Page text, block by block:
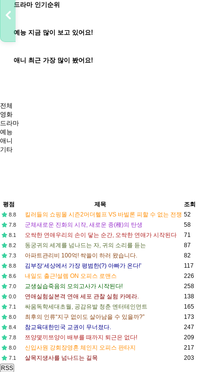
드라마인기순위
킬러들의 쇼핑몰 시즌2
예능 지금 많이 보고 있어요!
쯔양몇끼
애니 최근 가장 많이 봤어요!
최애의 아이 3기
전체
영화
드라마
예능
애니
기타
평점 제목 조회
8.8 킬러들의 쇼핑몰 시즌2머더헬프 VS 바빌론 피할 수 없는 전쟁 52
7.8 군체 새로운 진화의 시작, 새로운 종(種)의 탄생 58
8.1 오싹한 연애 우리의 손이 닿는 순간, 오싹한 연애가 시작된다 71
8.2 동궁귀의 세계를 넘나드는 자, 귀의 소리를 듣는 87
7.3 아파트관리비 100억! 싹쓸이 하러 왔습니다. 82
8.8 김부장‘세상에서 가장 평범한(?) 아빠가 온다!’ 117
8.6 내일도 출근!설렘 ON 오피스 로맨스 226
7.0 교생실습죽음의 모의고사가 시작된다! 258
0.0 연애실험실 본격 연애 세포 관찰 실험 카메라. 138
7.1 싸움독학세대초월, 공감유발 청춘 엔터테인먼트 165
8.0 최후의 인류“지구 없이도 살아남을 수 있을까?” 173
8.4 참교육대한민국 교권이 무너졌다. 247
7.8 쯔양몇끼 쯔양이 배부를 때까지 퇴근은 없다! 209
8.0 신입사원 강회장영혼 체인지 오피스 판타지 217
7.1 살목지 생사를 넘나드는 길목
203
RSS